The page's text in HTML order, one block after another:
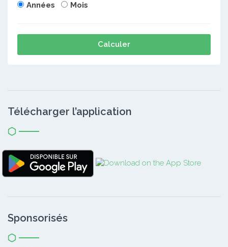
Années Mois
Calculer
Télécharger l’application
Sponsorisés